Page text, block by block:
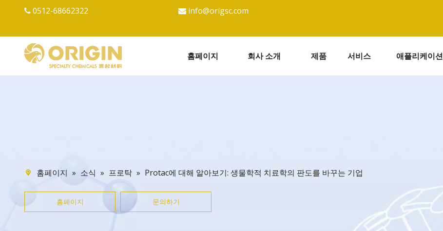
 0512-68662322  info@origsc.com
홈페이지 회사 소개 제품 서비스 애플리케이션
홈페이지 » 소식 » 프로탁 » Protac에 대해 알아보기: 생물학적 치료학의 판도를 바꾸는 기업
홈페이지 문의하기